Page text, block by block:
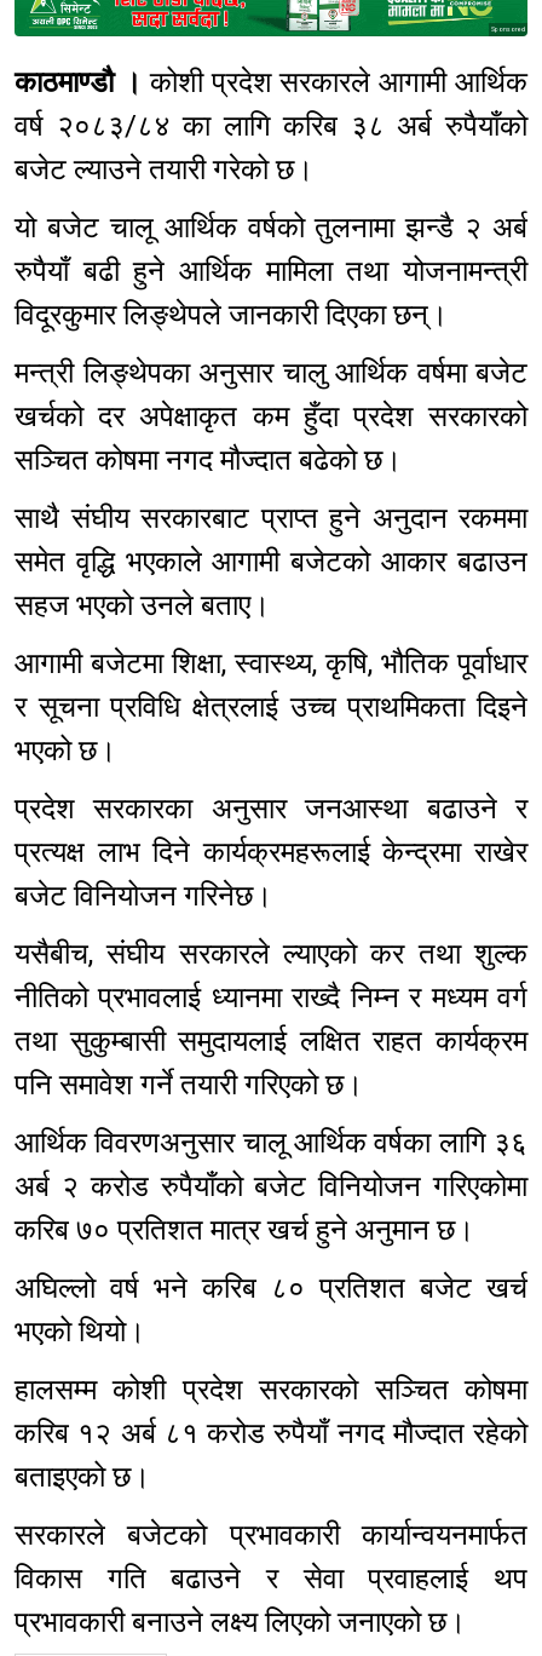
Sponsored
काठमाण्डौ ।कोशी प्रदेश सरकारले आगामी आर्थिक
वर्ष २०८३/८४ का लागि करिब ३८ अर्ब रुपैयाँको
बजेट ल्याउने तयारी गरेको छ।
यो बजेट चालू आर्थिक वर्षको तुलनामा झन्डै २ अर्ब
रुपैयाँ बढी हुने आर्थिक मामिला तथा योजनामन्त्री
विदूरकुमार लिङ्थेपले जानकारी दिएका छन्।
मन्त्री लिङ्थेपका अनुसार चालु आर्थिक वर्षमा बजेट
खर्चको दर अपेक्षाकृत कम हुँदा प्रदेश सरकारको
सञ्चित कोषमा नगद मौज्दात बढेको छ।
साथै संघीय सरकारबाट प्राप्त हुने अनुदान रकममा
समेत वृद्धि भएकाले आगामी बजेटको आकार बढाउन
सहज भएको उनले बताए।
आगामी बजेटमा शिक्षा, स्वास्थ्य, कृषि, भौतिक पूर्वाधार
र सूचना प्रविधि क्षेत्रलाई उच्च प्राथमिकता दिइने
भएको छ।
प्रदेश सरकारका अनुसार जनआस्था बढाउने र
प्रत्यक्ष लाभ दिने कार्यक्रमहरूलाई केन्द्रमा राखेर
बजेट विनियोजन गरिनेछ।
यसैबीच, संघीय सरकारले ल्याएको कर तथा शुल्क
नीतिको प्रभावलाई ध्यानमा राख्दै निम्न र मध्यम वर्ग
तथा सुकुम्बासी समुदायलाई लक्षित राहत कार्यक्रम
पनि समावेश गर्ने तयारी गरिएको छ।
आर्थिक विवरणअनुसार चालू आर्थिक वर्षका लागि ३६
अर्ब २ करोड रुपैयाँको बजेट विनियोजन गरिएकोमा
करिब ७० प्रतिशत मात्र खर्च हुने अनुमान छ।
अघिल्लो वर्ष भने करिब ८० प्रतिशत बजेट खर्च
भएको थियो।
हालसम्म कोशी प्रदेश सरकारको सञ्चित कोषमा
करिब १२ अर्ब ८१ करोड रुपैयाँ नगद मौज्दात रहेको
बताइएको छ।
सरकारले बजेटको प्रभावकारी कार्यान्वयनमार्फत
विकास गति बढाउने र सेवा प्रवाहलाई थप
प्रभावकारी बनाउने लक्ष्य लिएको जनाएको छ।